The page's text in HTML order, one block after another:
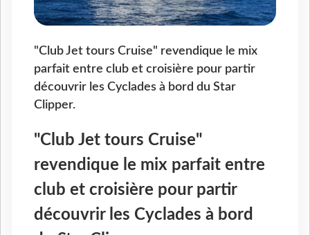
"Club Jet tours Cruise" revendique le mix
parfait entre club et croisière pour partir
découvrir les Cyclades à bord du Star
Clipper.
"Club Jet tours Cruise"
revendique le mix parfait entre
club et croisière pour partir
découvrir les Cyclades à bord